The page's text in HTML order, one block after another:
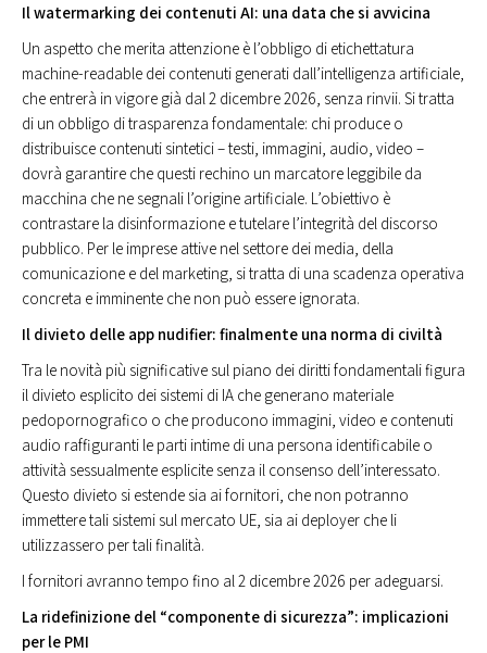
Il watermarking dei contenuti AI: una data che si avvicina
Un aspetto che merita attenzione è l’obbligo di etichettatura
machine-readable dei contenuti generati dall’intelligenza artificiale,
che entrerà in vigore già dal 2 dicembre 2026, senza rinvii. Si tratta
di un obbligo di trasparenza fondamentale: chi produce o
distribuisce contenuti sintetici – testi, immagini, audio, video –
dovrà garantire che questi rechino un marcatore leggibile da
macchina che ne segnali l’origine artificiale. L’obiettivo è
contrastare la disinformazione e tutelare l’integrità del discorso
pubblico. Per le imprese attive nel settore dei media, della
comunicazione e del marketing, si tratta di una scadenza operativa
concreta e imminente che non può essere ignorata.
Il divieto delle app nudifier: finalmente una norma di civiltà
Tra le novità più significative sul piano dei diritti fondamentali figura
il divieto esplicito dei sistemi di IA che generano materiale
pedopornografico o che producono immagini, video e contenuti
audio raffiguranti le parti intime di una persona identificabile o
attività sessualmente esplicite senza il consenso dell’interessato.
Questo divieto si estende sia ai fornitori, che non potranno
immettere tali sistemi sul mercato UE, sia ai deployer che li
utilizzassero per tali finalità.
I fornitori avranno tempo fino al 2 dicembre 2026 per adeguarsi.
La ridefinizione del “componente di sicurezza”: implicazioni
per le PMI